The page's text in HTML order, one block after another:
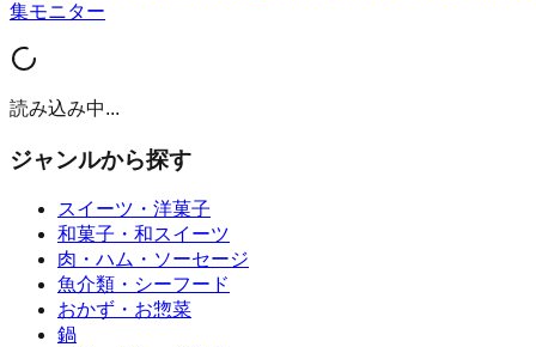
集モニター
読み込み中...
ジャンルから探す
スイーツ・洋菓子
和菓子・和スイーツ
肉・ハム・ソーセージ
魚介類・シーフード
おかず・お惣菜
鍋